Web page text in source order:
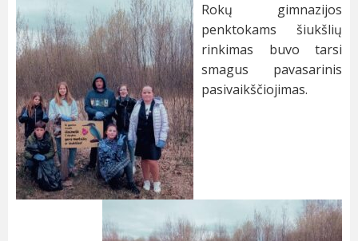
Rokų gimnazijos
penktokams šiukšlių
rinkimas buvo tarsi
smagus pavasarinis
pasivaikščiojimas.